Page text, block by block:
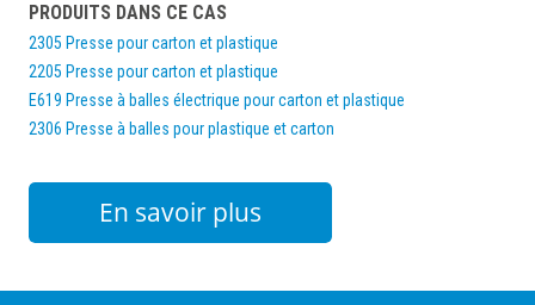
En savoir plus
PRODUITS DANS CE CAS
2305 Presse pour carton et plastique
2205 Presse pour carton et plastique
E619 Presse à balles électrique pour carton et plastique
2306 Presse à balles pour plastique et carton